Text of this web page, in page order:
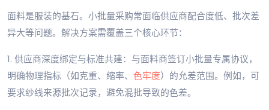
面料是服装的基石。小批量采购常面临供应商配合度低、批次差
异大等问题。解决方案需覆盖三个核心环节：
1. 供应商深度绑定与标准共建：与面料商签订小批量专属协议，
明确物理指标（如克重、缩率、 色牢度）的允差范围。例如，可
要求纱线来源批次记录，避免混批导致的色差。